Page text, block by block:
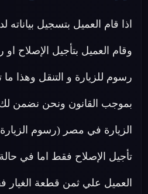
اذا قام العميل بتسجيل بياناته
وقام العميل بتأجيل الإصلاح
رسوم للزيارة و التنقل وهذا
بموجب القانون ونحن نضمن
الزيارة في مصر (رسوم
تأجيل الإصلاح فقط اما في
العميل علي ثمن قطعة الغيار